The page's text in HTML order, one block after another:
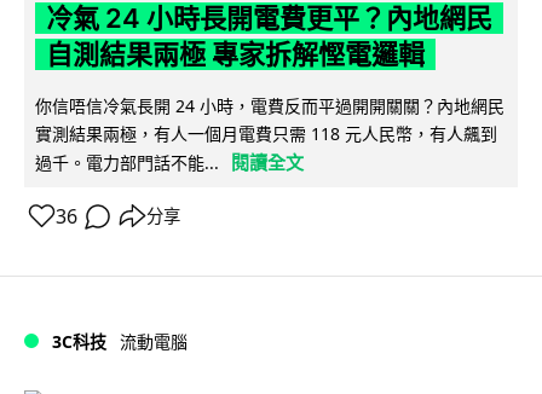
冷氣 24 小時長開電費更平？內地網民
自測結果兩極 專家拆解慳電邏輯
你信唔信冷氣長開 24 小時，電費反而平過開開關關？內地網民
實測結果兩極，有人一個月電費只需 118 元人民幣，有人飆到
過千。電力部門話不能...
閱讀全文
36 分享
3C科技 流動電腦